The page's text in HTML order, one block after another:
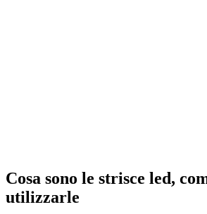
Cosa sono le strisce led,
utilizzarle